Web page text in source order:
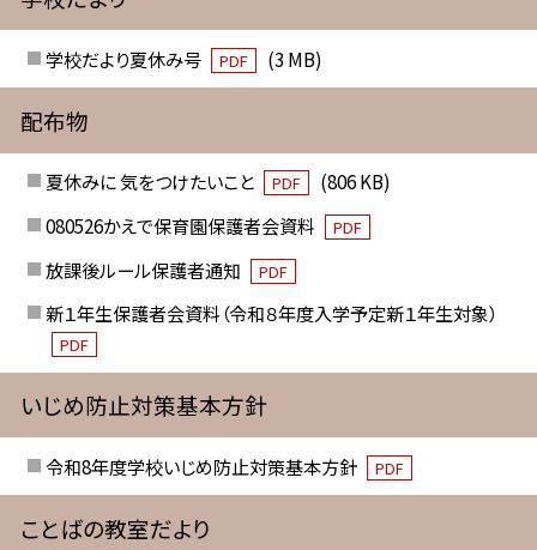
学校だより夏休み号 PDF (3 MB)
配布物
夏休みに 気をつけたいこと PDF
(806 KB)
080526かえで保育園保護者会資料
PDF
放課後ルール保護者通知 PDF
新１年生保護者会資料（令和８年度入学予定新１年生対象）
PDF
いじめ防止対策基本方針
令和8年度学校いじめ防止対策基本方針 PDF
ことばの教室だより